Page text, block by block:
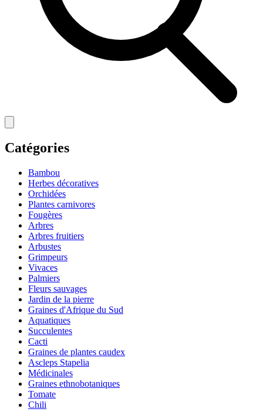
Catégories
Bambou
Herbes décoratives
Orchidées
Plantes carnivores
Fougères
Arbres
Arbres fruitiers
Arbustes
Grimpeurs
Vivaces
Palmiers
Fleurs sauvages
Jardin de la pierre
Graines d'Afrique du Sud
Aquatiques
Succulentes
Cacti
Graines de plantes caudex
Ascleps Stapelia
Médicinales
Graines ethnobotaniques
Tomate
Chili